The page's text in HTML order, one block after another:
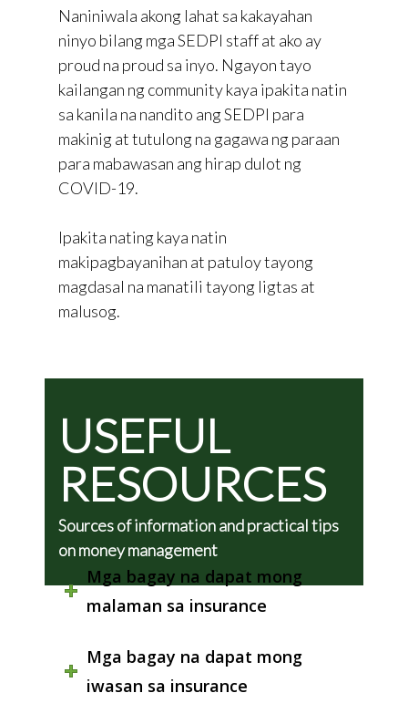
Naniniwala akong lahat sa kakayahan
ninyo bilang mga SEDPI staff at ako ay
proud na proud sa inyo. Ngayon tayo
kailangan ng community kaya ipakita natin
sa kanila na nandito ang SEDPI para
makinig at tutulong na gagawa ng paraan
para mabawasan ang hirap dulot ng
COVID-19.
Ipakita nating kaya natin
makipagbayanihan at patuloy tayong
magdasal na manatili tayong ligtas at
malusog.
USEFUL
RESOURCES
Sources of information and practical tips
on money management
Mga bagay na dapat mong
malaman sa insurance
Mga bagay na dapat mong
iwasan sa insurance